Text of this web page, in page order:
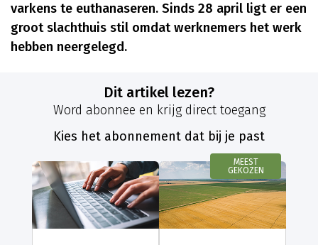
varkens te euthanaseren. Sinds 28 april ligt er een
groot slachthuis stil omdat werknemers het werk
hebben neergelegd.
Dit artikel lezen?
Word abonnee en krijg direct toegang
Kies het abonnement dat bij je past
MEEST
GEKOZEN